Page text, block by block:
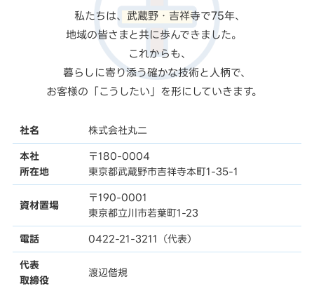
私たちは、武蔵野・吉祥寺で75年、
地域の皆さまと共に歩んできました。
これからも、
暮らしに寄り添う確かな技術と人柄で、
お客様の「こうしたい」を形にしていきます。
社名 株式会社丸二
本社
所在地
〒180-0004
東京都武蔵野市吉祥寺本町1-35-1
資材置場
〒190-0001
東京都立川市若葉町1-23
電話 0422-21-3211（代表）
代表
取締役
渡辺偕規